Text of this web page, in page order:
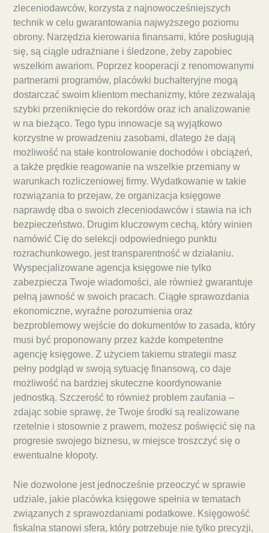
zleceniodawców, korzysta z najnowocześniejszych
technik w celu gwarantowania najwyższego poziomu
obrony. Narzędzia kierowania finansami, które posługują
się, są ciągle udrażniane i śledzone, żeby zapobiec
wszelkim awariom. Poprzez kooperacji z renomowanymi
partnerami programów, placówki buchalteryjne mogą
dostarczać swoim klientom mechanizmy, które zezwalają
szybki przeniknięcie do rekordów oraz ich analizowanie
w na bieżąco. Tego typu innowacje są wyjątkowo
korzystne w prowadzeniu zasobami, dlatego że dają
możliwość na stałe kontrolowanie dochodów i obciążeń,
a także prędkie reagowanie na wszelkie przemiany w
warunkach rozliczeniowej firmy. Wydatkowanie w takie
rozwiązania to przejaw, że organizacja księgowe
naprawdę dba o swoich zleceniodawców i stawia na ich
bezpieczeństwo. Drugim kluczowym cechą, który winien
namówić Cię do selekcji odpowiedniego punktu
rozrachunkowego, jest transparentność w działaniu.
Wyspecjalizowane agencja księgowe nie tylko
zabezpiecza Twoje wiadomości, ale również gwarantuje
pełną jawność w swoich pracach. Ciągłe sprawozdania
ekonomiczne, wyraźne porozumienia oraz
bezproblemowy wejście do dokumentów to zasada, który
musi być proponowany przez każde kompetentne
agencję księgowe. Z użyciem takiemu strategii masz
pełny podgląd w swoją sytuację finansową, co daje
możliwość na bardziej skuteczne koordynowanie
jednostką. Szczerość to również problem zaufania –
zdając sobie sprawę, że Twoje środki są realizowane
rzetelnie i stosownie z prawem, możesz poświęcić się na
progresie swojego biznesu, w miejsce troszczyć się o
ewentualne kłopoty.
Nie dozwolone jest jednocześnie przeoczyć w sprawie
udziale, jakie placówka księgowe spełnia w tematach
związanych z sprawozdaniami podatkowe. Księgowość
fiskalna stanowi sfera, który potrzebuje nie tylko precyzji,